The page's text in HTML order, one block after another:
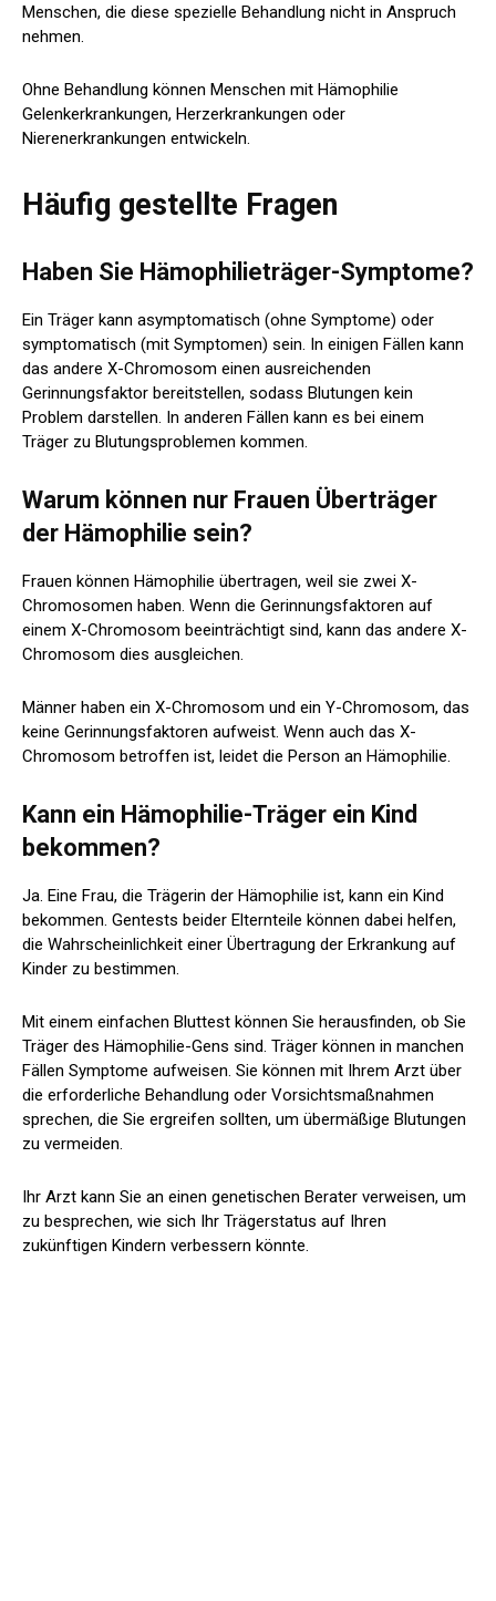
Menschen, die diese spezielle Behandlung nicht in Anspruch
nehmen.
Ohne Behandlung können Menschen mit Hämophilie
Gelenkerkrankungen, Herzerkrankungen oder
Nierenerkrankungen entwickeln.
Häufig gestellte Fragen
Haben Sie Hämophilieträger-Symptome?
Ein Träger kann asymptomatisch (ohne Symptome) oder
symptomatisch (mit Symptomen) sein. In einigen Fällen kann
das andere X-Chromosom einen ausreichenden
Gerinnungsfaktor bereitstellen, sodass Blutungen kein
Problem darstellen. In anderen Fällen kann es bei einem
Träger zu Blutungsproblemen kommen.
Warum können nur Frauen Überträger
der Hämophilie sein?
Frauen können Hämophilie übertragen, weil sie zwei X-
Chromosomen haben. Wenn die Gerinnungsfaktoren auf
einem X-Chromosom beeinträchtigt sind, kann das andere X-
Chromosom dies ausgleichen.
Männer haben ein X-Chromosom und ein Y-Chromosom, das
keine Gerinnungsfaktoren aufweist. Wenn auch das X-
Chromosom betroffen ist, leidet die Person an Hämophilie.
Kann ein Hämophilie-Träger ein Kind
bekommen?
Ja. Eine Frau, die Trägerin der Hämophilie ist, kann ein Kind
bekommen. Gentests beider Elternteile können dabei helfen,
die Wahrscheinlichkeit einer Übertragung der Erkrankung auf
Kinder zu bestimmen.
Mit einem einfachen Bluttest können Sie herausfinden, ob Sie
Träger des Hämophilie-Gens sind. Träger können in manchen
Fällen Symptome aufweisen. Sie können mit Ihrem Arzt über
die erforderliche Behandlung oder Vorsichtsmaßnahmen
sprechen, die Sie ergreifen sollten, um übermäßige Blutungen
zu vermeiden.
Ihr Arzt kann Sie an einen genetischen Berater verweisen, um
zu besprechen, wie sich Ihr Trägerstatus auf Ihren
zukünftigen Kindern verbessern könnte.